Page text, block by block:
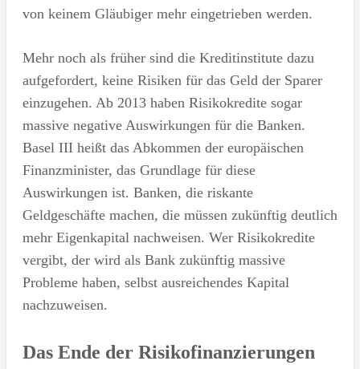
von keinem Gläubiger mehr eingetrieben werden.
Mehr noch als früher sind die Kreditinstitute dazu
aufgefordert, keine Risiken für das Geld der Sparer
einzugehen. Ab 2013 haben Risikokredite sogar
massive negative Auswirkungen für die Banken.
Basel III heißt das Abkommen der europäischen
Finanzminister, das Grundlage für diese
Auswirkungen ist. Banken, die riskante
Geldgeschäfte machen, die müssen zukünftig deutlich
mehr Eigenkapital nachweisen. Wer Risikokredite
vergibt, der wird als Bank zukünftig massive
Probleme haben, selbst ausreichendes Kapital
nachzuweisen.
Das Ende der Risikofinanzierungen